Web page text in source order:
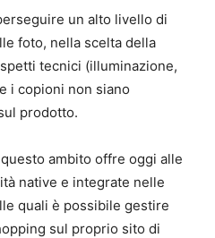
un alto livello di
foto, nella scelta della
tecnici (illuminazione,
i copioni non siano
prodotto.
ambito offre oggi alle
native e integrate nelle
quali è possibile gestire
sul proprio sito di